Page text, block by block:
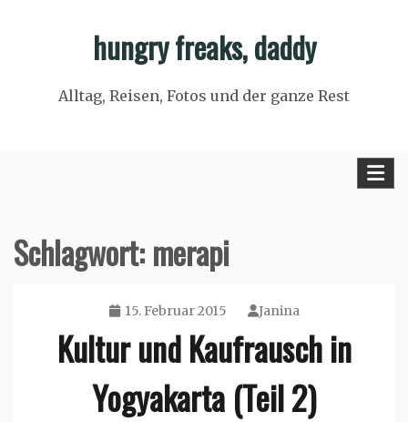
hungry freaks, daddy
Alltag, Reisen, Fotos und der ganze Rest
Schlagwort:merapi
15. Februar 2015 Janina
Kultur und Kaufrausch in
Yogyakarta (Teil 2)